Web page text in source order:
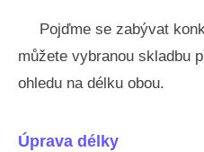
Pojďme se zabývat
můžete vybranou skladbu
ohledu na délku obou.
Úprava délky